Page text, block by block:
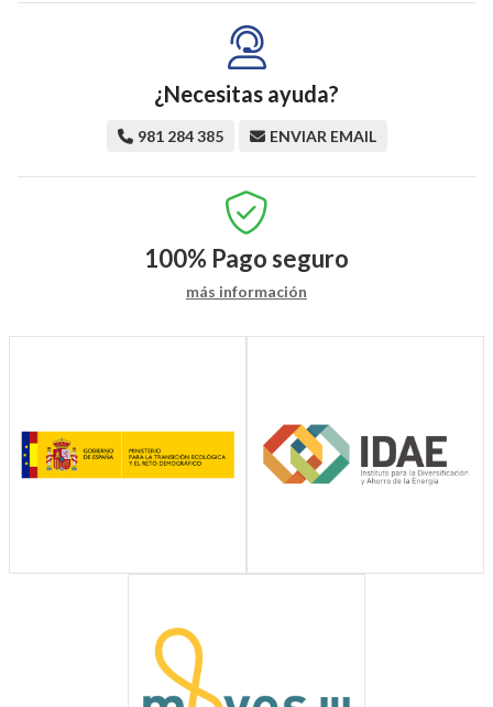
¿Necesitas ayuda?
981 284 385 ENVIAR EMAIL
100% Pago seguro
más información